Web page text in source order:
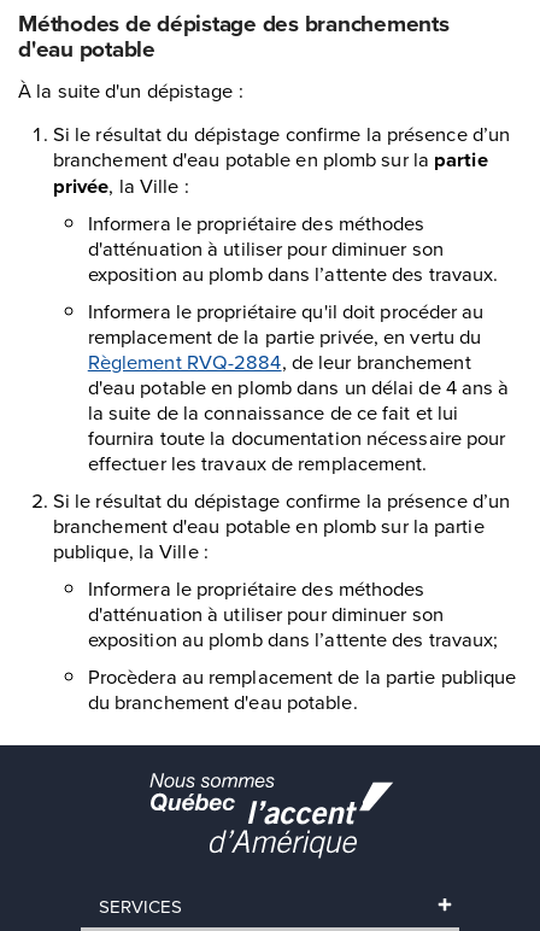
Méthodes de dépistage des branchements
d'eau potable
À la suite d'un dépistage :
Si le résultat du dépistage confirme la présence d’un
branchement d'eau potable en plomb sur la partie
privée, la Ville :
Informera le propriétaire des méthodes
d'atténuation à utiliser pour diminuer son
exposition au plomb dans l’attente des travaux.
Informera le propriétaire qu'il doit procéder au
remplacement de la partie privée, en vertu du
Règlement RVQ-2884, de leur branchement
d'eau potable en plomb dans un délai de 4 ans à
la suite de la connaissance de ce fait et lui
fournira toute la documentation nécessaire pour
effectuer les travaux de remplacement.
Si le résultat du dépistage confirme la présence d’un
branchement d'eau potable en plomb sur la partie
publique, la Ville :
Informera le propriétaire des méthodes
d'atténuation à utiliser pour diminuer son
exposition au plomb dans l’attente des travaux;
Procèdera au remplacement de la partie publique
du branchement d'eau potable.
SERVICES